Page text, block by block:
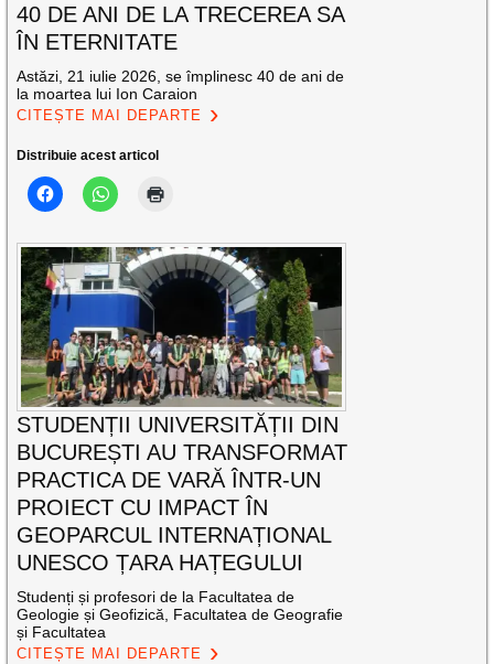
40 DE ANI DE LA TRECEREA SA
ÎN ETERNITATE
Astăzi, 21 iulie 2026, se împlinesc 40 de ani de
la moartea lui Ion Caraion
CITEȘTE MAI DEPARTE
Distribuie acest articol
STUDENȚII UNIVERSITĂȚII DIN
BUCUREȘTI AU TRANSFORMAT
PRACTICA DE VARĂ ÎNTR-UN
PROIECT CU IMPACT ÎN
GEOPARCUL INTERNAȚIONAL
UNESCO ȚARA HAȚEGULUI
Studenți și profesori de la Facultatea de
Geologie și Geofizică, Facultatea de Geografie
și Facultatea
CITEȘTE MAI DEPARTE